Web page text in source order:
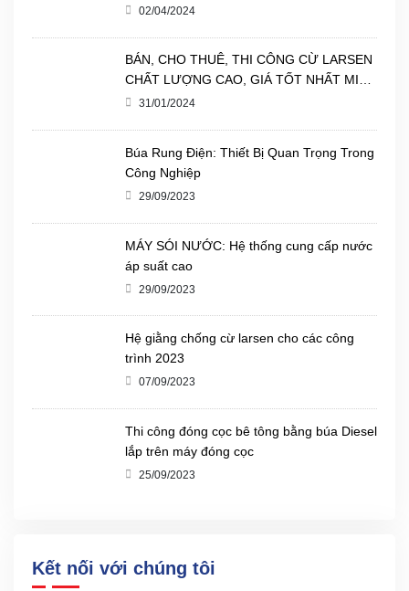
02/04/2024
BÁN, CHO THUÊ, THI CÔNG CỪ LARSEN
CHẤT LƯỢNG CAO, GIÁ TỐT NHẤT MIỀN
BẮC.31/01/2024
Búa Rung Điện: Thiết Bị Quan Trọng Trong
Công Nghiệp
29/09/2023
MÁY SÓI NƯỚC: Hệ thống cung cấp nước
áp suất cao
29/09/2023
Hệ giằng chống cừ larsen cho các công
trình 2023
07/09/2023
Thi công đóng cọc bê tông bằng búa Diesel
lắp trên máy đóng cọc
25/09/2023
Kết nối với chúng tôi